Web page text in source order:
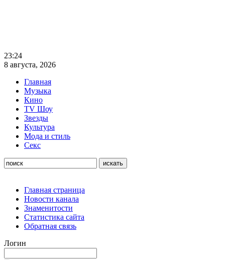
23:24
8 августа, 2026
Главная
Музыка
Кино
TV Шоу
Звезды
Культура
Мода и стиль
Секс
Главная страница
Новости канала
Знаменитости
Статистика сайта
Обратная связь
Логин